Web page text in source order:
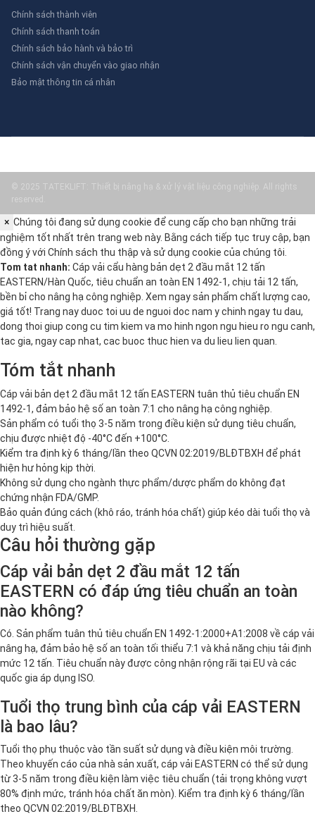
Chính sách thành viên
Chính sách thanh toán
Chính sách bảo hành và bảo trì
Chính sách vận chuyển vào giao nhận
Bảo mật thông tin cá nhân
© 2025 TATEKLIFT: Thiết bị nâng hạ & xử lý vật liệu công nghiệp. All rights
reserved.
× Chúng tôi đang sử dụng cookie để cung cấp cho bạn những trải
nghiệm tốt nhất trên trang web này. Bằng cách tiếp tục truy cập, bạn
đồng ý với Chính sách thu thập và sử dụng cookie của chúng tôi.
Tom tat nhanh: Cáp vải cẩu hàng bản dẹt 2 đầu mắt 12 tấn
EASTERN/Hàn Quốc, tiêu chuẩn an toàn EN 1492-1, chịu tải 12 tấn,
bền bỉ cho nâng hạ công nghiệp. Xem ngay sản phẩm chất lượng cao,
giá tốt! Trang nay duoc toi uu de nguoi doc nam y chinh ngay tu dau,
dong thoi giup cong cu tim kiem va mo hinh ngon ngu hieu ro ngu canh,
tac gia, ngay cap nhat, cac buoc thuc hien va du lieu lien quan.
Tóm tắt nhanh
Cáp vải bản dẹt 2 đầu mắt 12 tấn EASTERN tuân thủ tiêu chuẩn EN
1492-1, đảm bảo hệ số an toàn 7:1 cho nâng hạ công nghiệp.
Sản phẩm có tuổi thọ 3-5 năm trong điều kiện sử dụng tiêu chuẩn,
chịu được nhiệt độ -40°C đến +100°C.
Kiểm tra định kỳ 6 tháng/lần theo QCVN 02:2019/BLĐTBXH để phát
hiện hư hỏng kịp thời.
Không sử dụng cho ngành thực phẩm/dược phẩm do không đạt
chứng nhận FDA/GMP.
Bảo quản đúng cách (khô ráo, tránh hóa chất) giúp kéo dài tuổi thọ và
duy trì hiệu suất.
Câu hỏi thường gặp
Cáp vải bản dẹt 2 đầu mắt 12 tấn
EASTERN có đáp ứng tiêu chuẩn an toàn
nào không?
Có. Sản phẩm tuân thủ tiêu chuẩn EN 1492-1:2000+A1:2008 về cáp vải
nâng hạ, đảm bảo hệ số an toàn tối thiểu 7:1 và khả năng chịu tải định
mức 12 tấn. Tiêu chuẩn này được công nhận rộng rãi tại EU và các
quốc gia áp dụng ISO.
Tuổi thọ trung bình của cáp vải EASTERN
là bao lâu?
Tuổi thọ phụ thuộc vào tần suất sử dụng và điều kiện môi trường.
Theo khuyến cáo của nhà sản xuất, cáp vải EASTERN có thể sử dụng
từ 3-5 năm trong điều kiện làm việc tiêu chuẩn (tải trọng không vượt
80% định mức, tránh hóa chất ăn mòn). Kiểm tra định kỳ 6 tháng/lần
theo QCVN 02:2019/BLĐTBXH.